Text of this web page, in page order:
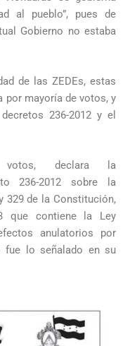
al pueblo”, pues de
Gobierno no estaba
de las ZEDEs, estas
por mayoría de votos, y
236-2012 y el
declara la
236-2012 sobre la
329 de la Constitución,
que contiene la Ley
anulatorios por
fue lo señalado en su